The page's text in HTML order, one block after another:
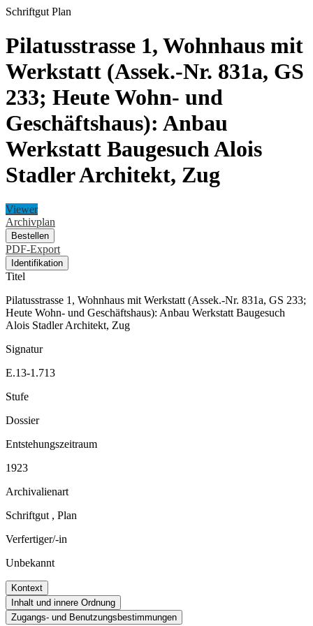
Schriftgut Plan
Pilatusstrasse 1, Wohnhaus mit
Werkstatt (Assek.-Nr. 831a, GS
233; Heute Wohn- und
Geschäftshaus): Anbau
Werkstatt Baugesuch Alois
Stadler Architekt, Zug
Viewer
Archivplan
Bestellen
PDF-Export
Identifikation
Titel
Pilatusstrasse 1, Wohnhaus mit Werkstatt (Assek.-Nr. 831a, GS 233;
Heute Wohn- und Geschäftshaus): Anbau Werkstatt Baugesuch
Alois Stadler Architekt, Zug
Signatur
E.13-1.713
Stufe
Dossier
Entstehungszeitraum
1923
Archivalienart
Schriftgut , Plan
Verfertiger/-in
Unbekannt
Kontext
Inhalt und innere Ordnung
Zugangs- und Benutzungsbestimmungen